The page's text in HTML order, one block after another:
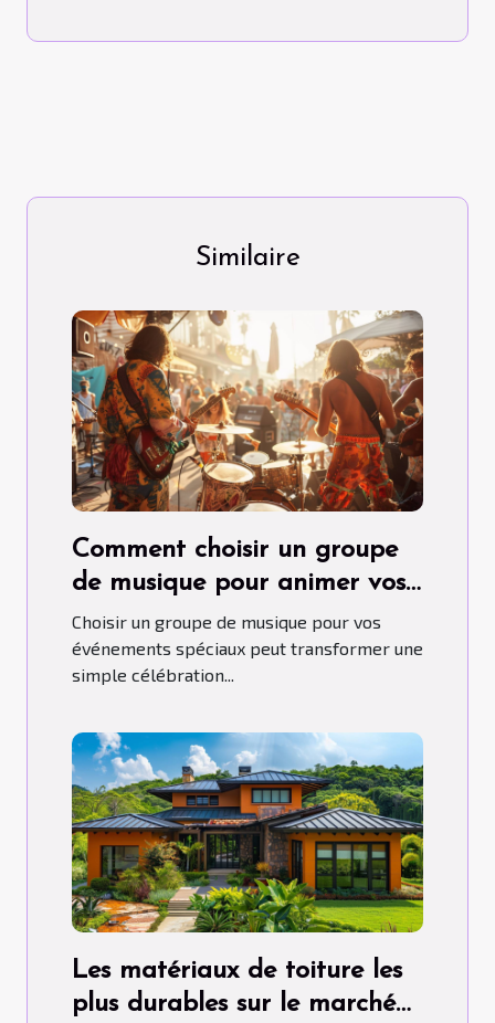
Similaire
Comment choisir un groupe
de musique pour animer vos
événements spéciaux
Choisir un groupe de musique pour vos
événements spéciaux peut transformer une
simple célébration...
Les matériaux de toiture les
plus durables sur le marché